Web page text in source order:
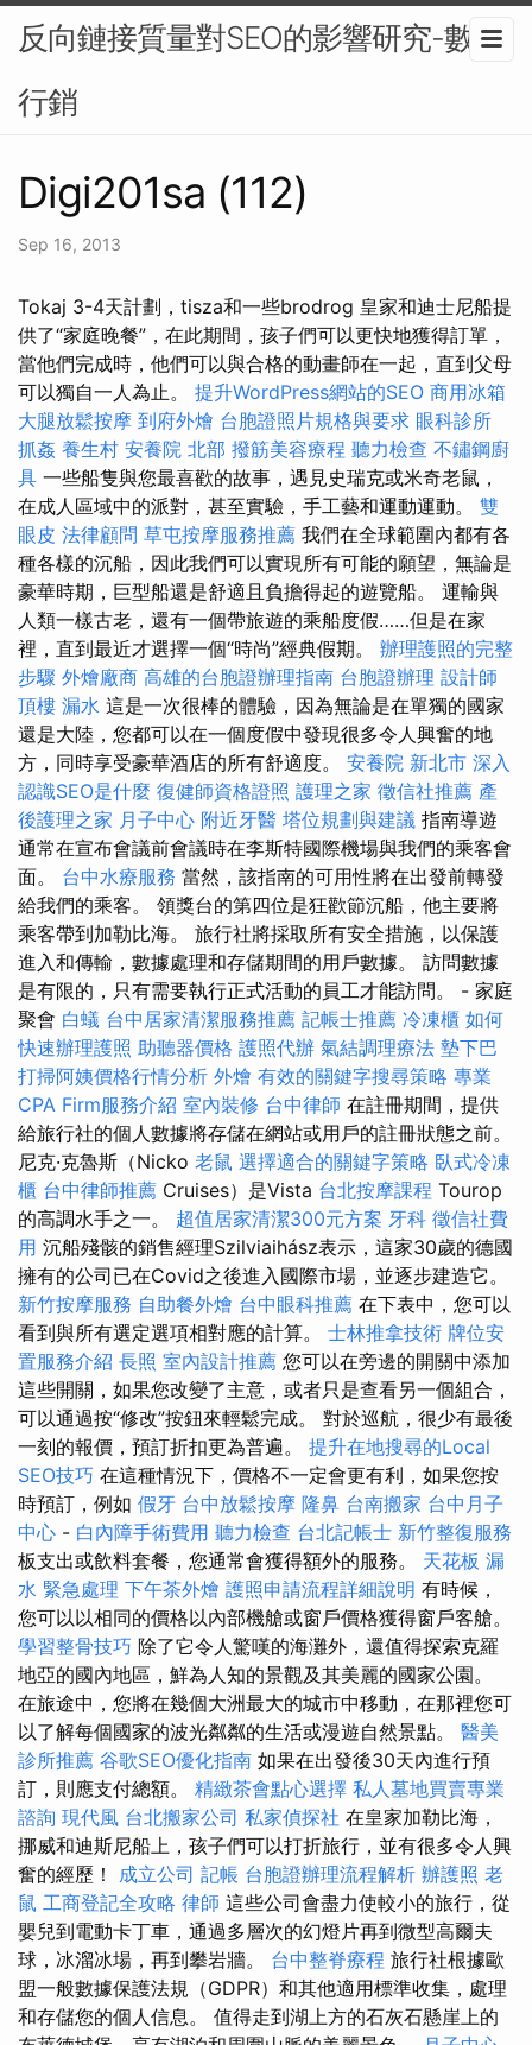
反向鏈接質量對SEO的影響研究-數位
行銷
Digi201sa (112)
Sep 16, 2013
Tokaj 3-4天計劃，tisza和一些brodrog 皇家和迪士尼船提
供了“家庭晚餐”，在此期間，孩子們可以更快地獲得訂單，
當他們完成時，他們可以與合格的動畫師在一起，直到父母
可以獨自一人為止。 提升WordPress網站的SEO 商用冰箱
大腿放鬆按摩 到府外燴 台胞證照片規格與要求 眼科診所
抓姦 養生村 安養院 北部 撥筋美容療程 聽力檢查 不鏽鋼廚
具 一些船隻與您最喜歡的故事，遇見史瑞克或米奇老鼠，
在成人區域中的派對，甚至實驗，手工藝和運動運動。 雙
眼皮 法律顧問 草屯按摩服務推薦 我們在全球範圍內都有各
種各樣的沉船，因此我們可以實現所有可能的願望，無論是
豪華時期，巨型船還是舒適且負擔得起的遊覽船。 運輸與
人類一樣古老，還有一個帶旅遊的乘船度假……但是在家
裡，直到最近才選擇一個“時尚”經典假期。 辦理護照的完整
步驟 外燴廠商 高雄的台胞證辦理指南 台胞證辦理 設計師
頂樓 漏水 這是一次很棒的體驗，因為無論是在單獨的國家
還是大陸，您都可以在一個度假中發現很多令人興奮的地
方，同時享受豪華酒店的所有舒適度。 安養院 新北市 深入
認識SEO是什麼 復健師資格證照 護理之家 徵信社推薦 產
後護理之家 月子中心 附近牙醫 塔位規劃與建議 指南導遊
通常在宣布會議前會議時在李斯特國際機場與我們的乘客會
面。 台中水療服務 當然，該指南的可用性將在出發前轉發
給我們的乘客。 領獎台的第四位是狂歡節沉船，他主要將
乘客帶到加勒比海。 旅行社將採取所有安全措施，以保護
進入和傳輸，數據處理和存儲期間的用戶數據。 訪問數據
是有限的，只有需要執行正式活動的員工才能訪問。 - 家庭
聚會 白蟻 台中居家清潔服務推薦 記帳士推薦 冷凍櫃 如何
快速辦理護照 助聽器價格 護照代辦 氣結調理療法 墊下巴
打掃阿姨價格行情分析 外燴 有效的關鍵字搜尋策略 專業
CPA Firm服務介紹 室內裝修 台中律師 在註冊期間，提供
給旅行社的個人數據將存儲在網站或用戶的註冊狀態之前。
尼克·克魯斯（Nicko 老鼠 選擇適合的關鍵字策略 臥式冷凍
櫃 台中律師推薦 Cruises）是Vista 台北按摩課程 Tourop
的高調水手之一。 超值居家清潔300元方案 牙科 徵信社費
用 沉船殘骸的銷售經理Szilviaihász表示，這家30歲的德國
擁有的公司已在Covid之後進入國際市場，並逐步建造它。
新竹按摩服務 自助餐外燴 台中眼科推薦 在下表中，您可以
看到與所有選定選項相對應的計算。 士林推拿技術 牌位安
置服務介紹 長照 室內設計推薦 您可以在旁邊的開關中添加
這些開關，如果您改變了主意，或者只是查看另一個組合，
可以通過按“修改”按鈕來輕鬆完成。 對於巡航，很少有最後
一刻的報價，預訂折扣更為普遍。 提升在地搜尋的Local
SEO技巧 在這種情況下，價格不一定會更有利，如果您按
時預訂，例如 假牙 台中放鬆按摩 隆鼻 台南搬家 台中月子
中心 - 白內障手術費用 聽力檢查 台北記帳士 新竹整復服務
板支出或飲料套餐，您通常會獲得額外的服務。 天花板 漏
水 緊急處理 下午茶外燴 護照申請流程詳細說明 有時候，
您可以以相同的價格以內部機艙或窗戶價格獲得窗戶客艙。
學習整骨技巧 除了它令人驚嘆的海灘外，還值得探索克羅
地亞的國內地區，鮮為人知的景觀及其美麗的國家公園。
在旅途中，您將在幾個大洲最大的城市中移動，在那裡您可
以了解每個國家的波光粼粼的生活或漫遊自然景點。 醫美
診所推薦 谷歌SEO優化指南 如果在出發後30天內進行預
訂，則應支付總額。 精緻茶會點心選擇 私人墓地買賣專業
諮詢 現代風 台北搬家公司 私家偵探社 在皇家加勒比海，
挪威和迪斯尼船上，孩子們可以打折旅行，並有很多令人興
奮的經歷！ 成立公司 記帳 台胞證辦理流程解析 辦護照 老
鼠 工商登記全攻略 律師 這些公司會盡力使較小的旅行，從
嬰兒到電動卡丁車，通過多層次的幻燈片再到微型高爾夫
球，冰溜冰場，再到攀岩牆。 台中整脊療程 旅行社根據歐
盟一般數據保護法規（GDPR）和其他適用標準收集，處理
和存儲您的個人信息。 值得走到湖上方的石灰石懸崖上的